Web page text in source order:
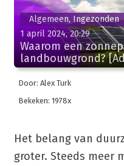
Algemeen, Ingezonden
1 april 2024, 20:29
Waarom een
landbouwgrond?
Door: Alex Turk
Bekeken: 1978x
Het belang van
groter. Steeds meer